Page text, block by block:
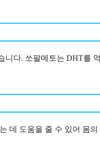
니다. 쏘팔메토는 DHT를
데 도움을 줄 수 있어 몸의